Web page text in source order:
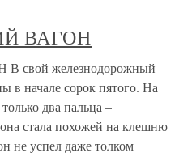
ВАГОН
железнодорожный
в начале сорок пятого. На
два пальца –
стала похожей на клешню
не успел даже толком